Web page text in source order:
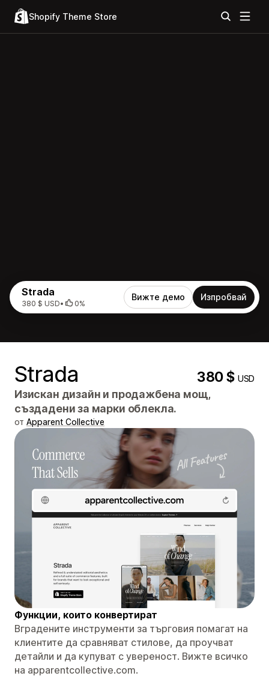
Shopify Theme Store
Strada
380 $ USD• 0%
Вижте демо Изпробвай
Strada 380 $USD
Изискан дизайн и продажбена мощ,
създадени за марки облекла.
от Apparent Collective
Функции, които конвертират
Вградените инструменти за търговия помагат на
клиентите да сравняват стилове, да проучват
детайли и да купуват с увереност. Вижте всичко
на apparentcollective.com.